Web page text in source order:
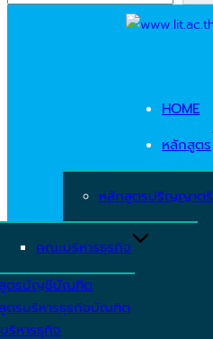
HOME
หลักสูตร
หลักสูตรปริญญาตรี
คณะบริหารธุรกิจ
ตรบัญชีบัณฑิต
ตรบริหารธุรกิจบัณฑิต
ริหารธุกิจ